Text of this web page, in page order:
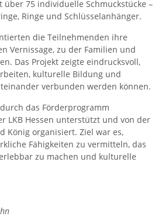
über 75 individuelle Schmuckstücke –
Ringe und Schlüsselanhänger.
die Teilnehmenden ihre
Vernissage, zu der Familien und
Das Projekt zeigte eindrucksvoll,
kulturelle Bildung und
verbunden werden können.
das Förderprogramm
LKB Hessen unterstützt und von der
König organisiert. Ziel war es,
Fähigkeiten zu vermitteln, das
zu machen und kulturelle